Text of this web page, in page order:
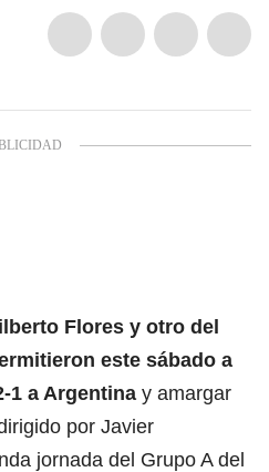
Flores y otro del
este sábado a
1 a Argentina y amargar
por Javier
jornada del Grupo A del